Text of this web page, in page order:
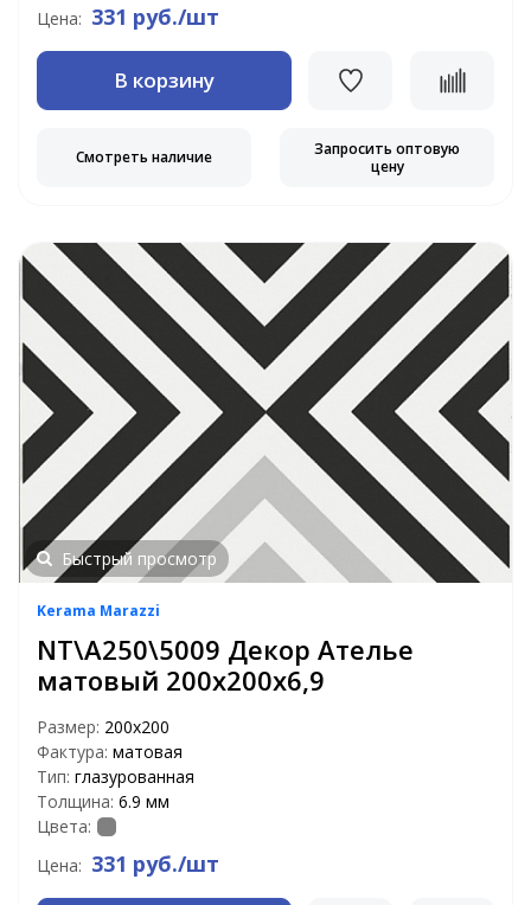
Цена: 331 руб./шт
В корзину
Смотреть наличие
Запросить оптовую
цену
Быстрый просмотр
Kerama Marazzi
NT\A250\5009 Декор Ателье
матовый 200х200х6,9
Размер: 200х200
Фактура: матовая
Тип: глазурованная
Толщина: 6.9 мм
Цвета:
Цена: 331 руб./шт